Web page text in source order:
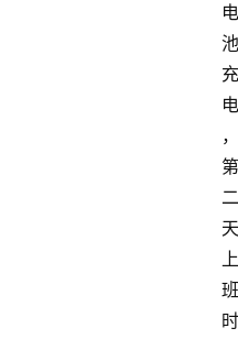
电
池
充
电
，
第
二
天
上
班
时